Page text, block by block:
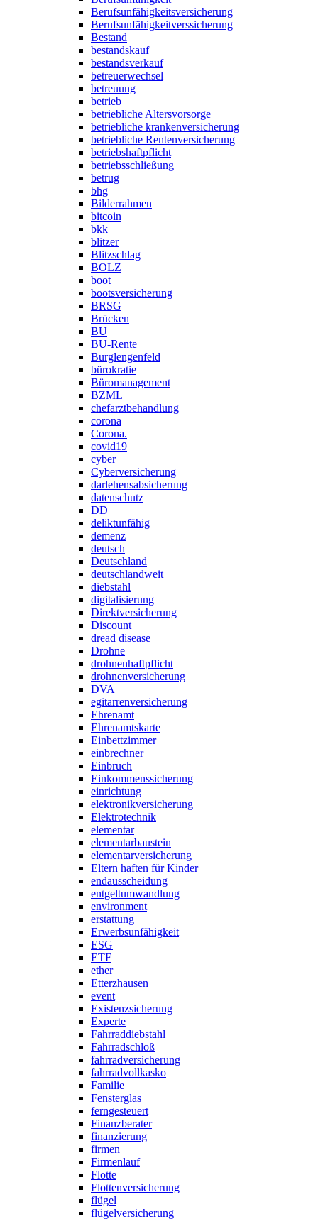
Berufsunfähigkeitsversicherung
Berufsunfähigkeitverssicherung
Bestand
bestandskauf
bestandsverkauf
betreuerwechsel
betreuung
betrieb
betriebliche Altersvorsorge
betriebliche krankenversicherung
betriebliche Rentenversicherung
betriebshaftpflicht
betriebsschließung
betrug
bhg
Bilderrahmen
bitcoin
bkk
blitzer
Blitzschlag
BOLZ
boot
bootsversicherung
BRSG
Brücken
BU
BU-Rente
Burglengenfeld
bürokratie
Büromanagement
BZML
chefarztbehandlung
corona
Corona.
covid19
cyber
Cyberversicherung
darlehensabsicherung
datenschutz
DD
deliktunfähig
demenz
deutsch
Deutschland
deutschlandweit
diebstahl
digitalisierung
Direktversicherung
Discount
dread disease
Drohne
drohnenhaftpflicht
drohnenversicherung
DVA
egitarrenversicherung
Ehrenamt
Ehrenamtskarte
Einbettzimmer
einbrechner
Einbruch
Einkommenssicherung
einrichtung
elektronikversicherung
Elektrotechnik
elementar
elementarbaustein
elementarversicherung
Eltern haften für Kinder
endausscheidung
entgeltumwandlung
environment
erstattung
Erwerbsunfähigkeit
ESG
ETF
ether
Etterzhausen
event
Existenzsicherung
Experte
Fahrraddiebstahl
Fahrradschloß
fahrradversicherung
fahrradvollkasko
Familie
Fensterglas
ferngesteuert
Finanzberater
finanzierung
firmen
Firmenlauf
Flotte
Flottenversicherung
flügel
flügelversicherung